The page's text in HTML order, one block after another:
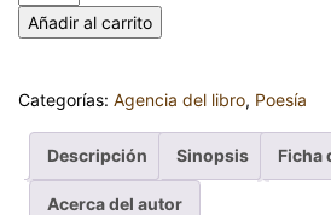
Añadir al carrito
Categorías: Agencia del libro, Poesía
Descripción Sinopsis Ficha
Acerca del autor